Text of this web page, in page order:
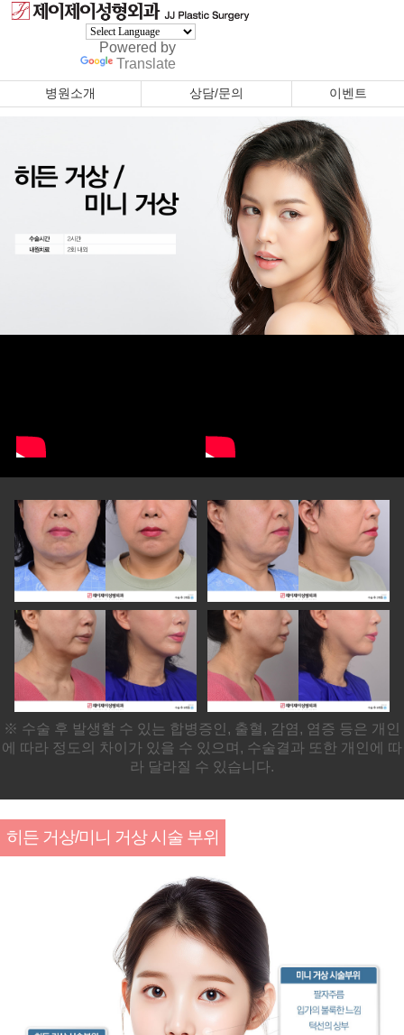
Powered by
Translate
병원소개 상담/문의 이벤트
※ 수술 후 발생할 수 있는 합병증인, 출혈, 감염, 염증 등은 개인
에 따라 정도의 차이가 있을 수 있으며, 수술결과 또한 개인에 따
라 달라질 수 있습니다.
히든 거상/미니 거상 시술 부위